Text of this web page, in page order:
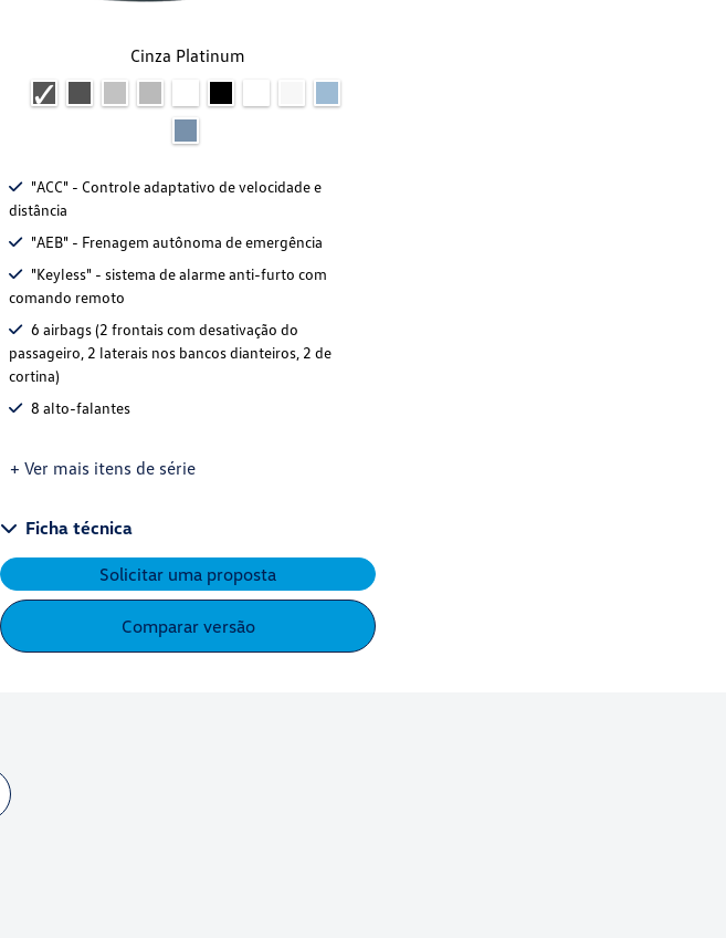
Cinza Platinum
"ACC" - Controle adaptativo de velocidade e
distância
"AEB" - Frenagem autônoma de emergência
"Keyless" - sistema de alarme anti-furto com
comando remoto
6 airbags (2 frontais com desativação do
passageiro, 2 laterais nos bancos dianteiros, 2 de
cortina)
8 alto-falantes
+ Ver mais itens de série
Ficha técnica
Solicitar uma proposta
Comparar versão